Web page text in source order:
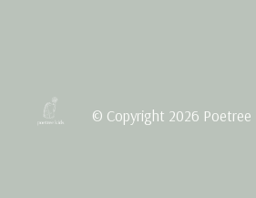
© Copyright 2026 Poetree